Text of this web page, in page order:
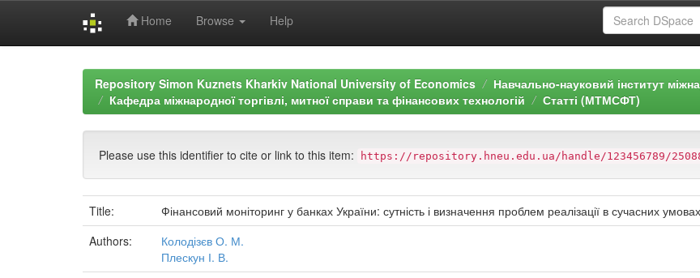
Home Browse Help
Repository Simon Kuznets Kharkiv National University of Economics
Навчально-науковий інститут
Кафедра міжнародної торгівлі, митної справи та фінансових технологій
Статті (МТМСФТ)
Please use this identifier to cite or link to this item: https://repository.hneu.edu.ua/handle/123456789/
Title:
Фінансовий моніторинг у банках України: сутність і визначення проблем реалізації в сучасних
Authors:
Колодізєв О. М.
Плескун І. В.